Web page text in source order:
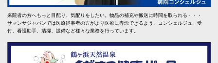
来院者の方へもっと目配り、気配りをしたい。物品の補充や搬送に時間を取られる・・・
サマンサジャパンでは医療従事者の方がより医療に専念できるよう、コンシェルジュ、受
付、看護助手、清掃、設備など様々な業務を行っています。